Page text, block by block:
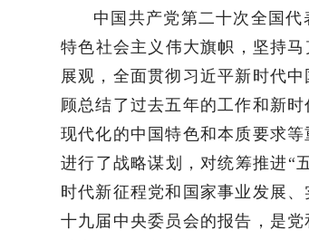
中国共产党第二十次全国
特色社会主义伟大旗帜，坚持
展观，全面贯彻习近平新时代
顾总结了过去五年的工作和新
现代化的中国特色和本质要求
进行了战略谋划，对统筹推进“
时代新征程党和国家事业发展
十九届中央委员会的报告，是